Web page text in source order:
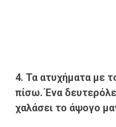
4. Τα ατυχήματα με
πίσω. Ένα
χαλάσει το άψογο